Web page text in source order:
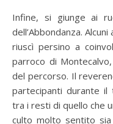
Infine, si giunge ai
dell’Abbondanza.
riuscì persino a
parroco di
del percorso. Il
partecipanti durante
tra i resti di quello che
culto molto sentito